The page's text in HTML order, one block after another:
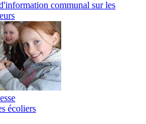
communal sur les
écoliers